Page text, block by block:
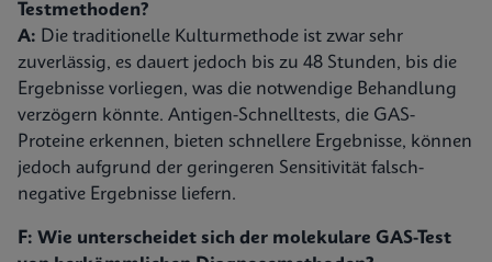
Testmethoden?
A: Die traditionelle Kulturmethode ist zwar sehr
zuverlässig, es dauert jedoch bis zu 48 Stunden, bis die
Ergebnisse vorliegen, was die notwendige Behandlung
verzögern könnte. Antigen-Schnelltests, die GAS-
Proteine erkennen, bieten schnellere Ergebnisse, können
jedoch aufgrund der geringeren Sensitivität falsch-
negative Ergebnisse liefern.
F: Wie unterscheidet sich der molekulare GAS-Test